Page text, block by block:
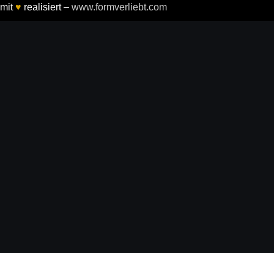
mit♥ realisiert – www.formverliebt.com